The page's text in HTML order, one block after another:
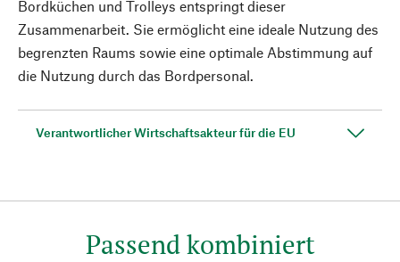
Bordküchen und Trolleys entspringt dieser
Zusammenarbeit. Sie ermöglicht eine ideale Nutzung des
begrenzten Raums sowie eine optimale Abstimmung auf
die Nutzung durch das Bordpersonal.
Verantwortlicher Wirtschaftsakteur für die EU
Passend kombiniert